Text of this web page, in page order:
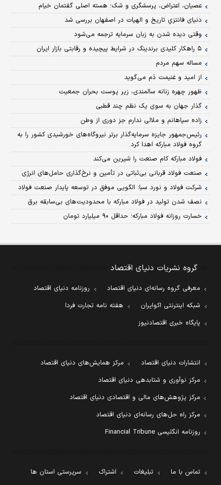
عصیان، اعتراض، پرسشگری و شک؛ هسته اصلی گفتمان خیام
دنیای فانتزیِ تاریخ و الهیات در اصفهان بررسی شد
وقتی دیده شدن به زبان سرمایه ترجمه می‌شود
۵ راهکار کلیدی برندینگ در شرایط پیچیده و رقابتی بازار ایران
مساله سهم مردم
از امید و غنیمت دَم می‌گوید
ظهور چهره زنانه سالمندی،‌ زیر پوست بحران جمعیت
گذار جهان به سوی یک نظم چند قطبی
زاده سپاهانم و ملالی ندارم جز دوری از وطن
رئیس‌جمهور جایزه سرمایه‌گذار برتر نیروگاه‌های خورشیدی کشور را به
گروه فولاد مبارکه اهدا کرد
فولاد مبارکه کام صنعت را شیرین می‌کند
صنعت فولاد قربانی بی‌ثباتی در تأمین و نرخ‌گذاری حامل‌های انرژی
شرکت فولاد و نورد سبا؛ الگویی موفق در توسعه پایدار صنعت فولاد
نصف شدن تولید در فولاد مبارکه با محدودیت‌های بی‌سابقه برق
خسارت روزانه فولاد مبارکه؛ حداقل ۹۰ میلیارد تومان
گروه نشریات دنیای اقتصاد
معرفی گروه رسانه‌ای دنیای اقتصاد
روزنامه دنیای اقتصاد
شبکه اینترنتی اکوایران
هفته نامه تجارت فردا
پایگاه خبری اقتصادنیوز
انتشارات دنیای اقتصاد
مرکز همایش‌های دنیای اقتصاد
مرکز نوآوری و شتابدهی دنیای اقتصاد
مرکز پژوهش‌های مالی و اقتصادی دنیای اقتصاد
مرکز راه حل‌های رسانه‌ای دنیای اقتصاد
روزنامه انگلیسی Financial Tribune
تماس با ما تبلیغات اشتراک
سرپرستی استان ها